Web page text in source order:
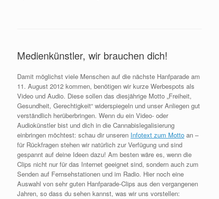
Medienkünstler, wir brauchen dich!
Damit möglichst viele Menschen auf die nächste Hanfparade am
11. August 2012 kommen, benötigen wir kurze Werbespots als
Video und Audio. Diese sollen das diesjährige Motto „Freiheit,
Gesundheit, Gerechtigkeit“ widerspiegeln und unser Anliegen gut
verständlich herüberbringen. Wenn du ein Video- oder
Audiokünstler bist und dich in die Cannabislegalisierung
einbringen möchtest: schau dir unseren Infotext zum Motto an –
für Rückfragen stehen wir natürlich zur Verfügung und sind
gespannt auf deine Ideen dazu! Am besten wäre es, wenn die
Clips nicht nur für das Internet geeignet sind, sondern auch zum
Senden auf Fernsehstationen und im Radio. Hier noch eine
Auswahl von sehr guten Hanfparade-Clips aus den vergangenen
Jahren, so dass du sehen kannst, was wir uns vorstellen: